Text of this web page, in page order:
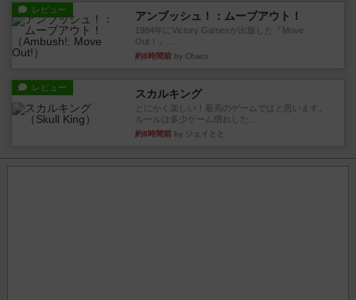
レビュー アンブッシュ！：ムーブアウト！
1984年にVictory Gamesが出版した『Move
Out！』...
約8時間前 by Chaco
レビュー スカルキング
とにかく楽しい！最高のゲームではと思います。
ルールは多少ゲーム慣れした...
約8時間前 by ジェイとと